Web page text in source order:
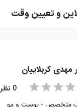
و تعیین وقت
مهدی کربلاییان
star
starstar
starstar
starstar
star
0 نظر
متخصص - پوست و مو